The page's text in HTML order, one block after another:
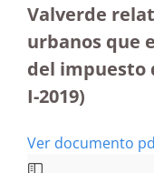
Valverde
urbanos que
del impuesto
I-2019)
Ver documento